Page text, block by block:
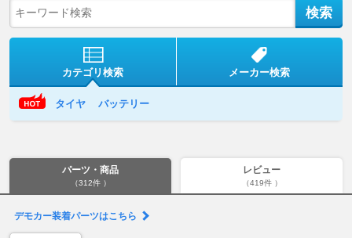
カテゴリ検索 メーカー検索
タイヤ バッテリー
パーツ・商品
（312件 ）
レビュー
（419件 ）
デモカー装着パーツはこちら